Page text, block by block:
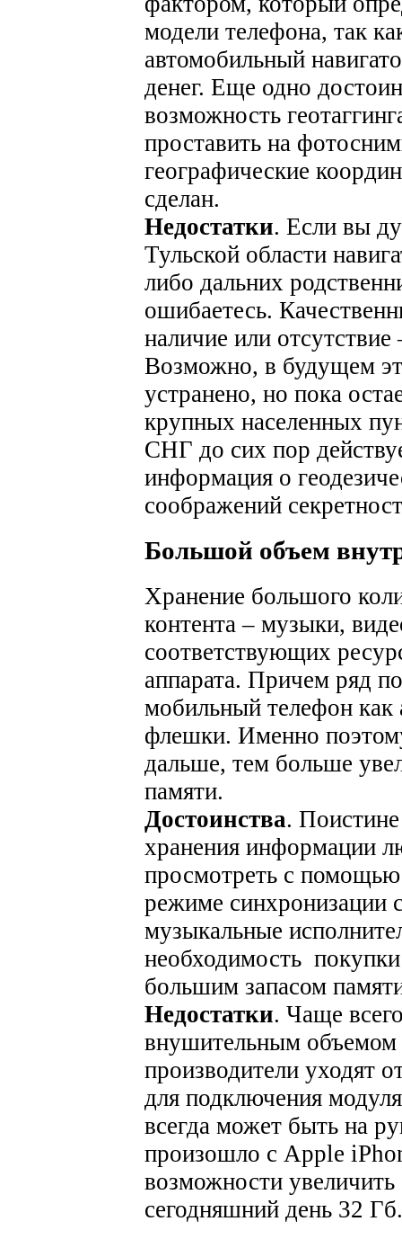
модели телефона, так
автомобильный
денег. Еще одно
возможность
проставить на
географические
сделан.
Недостатки. Если вы
Тульской области
либо дальних
ошибаетесь.
наличие или
Возможно, в будущем
устранено, но пока
крупных населенных
СНГ до сих пор
информация о
соображений
Большой объем
Хранение большого
контента – музыки,
соответствующих
аппарата. Причем ряд
мобильный телефон как
флешки. Именно
дальше, тем больше
памяти.
Достоинства.
хранения информации
просмотреть с
режиме
музыкальные
необходимость покупки
большим запасом
Недостатки. Чаще
внушительным объемом
производители уходят
для подключения
всегда может быть на
произошло с Apple
возможности
сегодняшний день 32 Гб.